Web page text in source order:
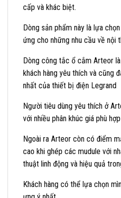
cấp và khác biệt.
Dòng sản phẩm này là lựa
ứng cho những nhu cầu về nội
Dòng công tắc ổ cắm Arteor
khách hàng yêu thích và cũng
nhất của thiết bị điện Legrand
Người tiêu dùng yêu thích ở
với nhiều phân khúc giá phù
Ngoài ra Arteor còn có điểm
cao khi ghép các mudule với
thuật linh động và hiệu quả
Khách hàng có thể lựa chọn